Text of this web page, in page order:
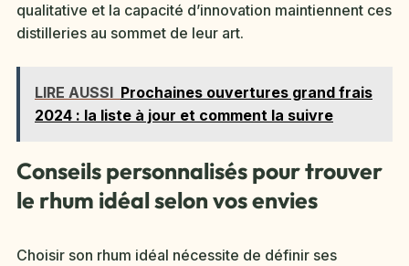
qualitative et la capacité d’innovation maintiennent ces
distilleries au sommet de leur art.
LIRE AUSSI Prochaines ouvertures grand frais
2024 : la liste à jour et comment la suivre
Conseils personnalisés pour trouver
le rhum idéal selon vos envies
Choisir son rhum idéal nécessite de définir ses